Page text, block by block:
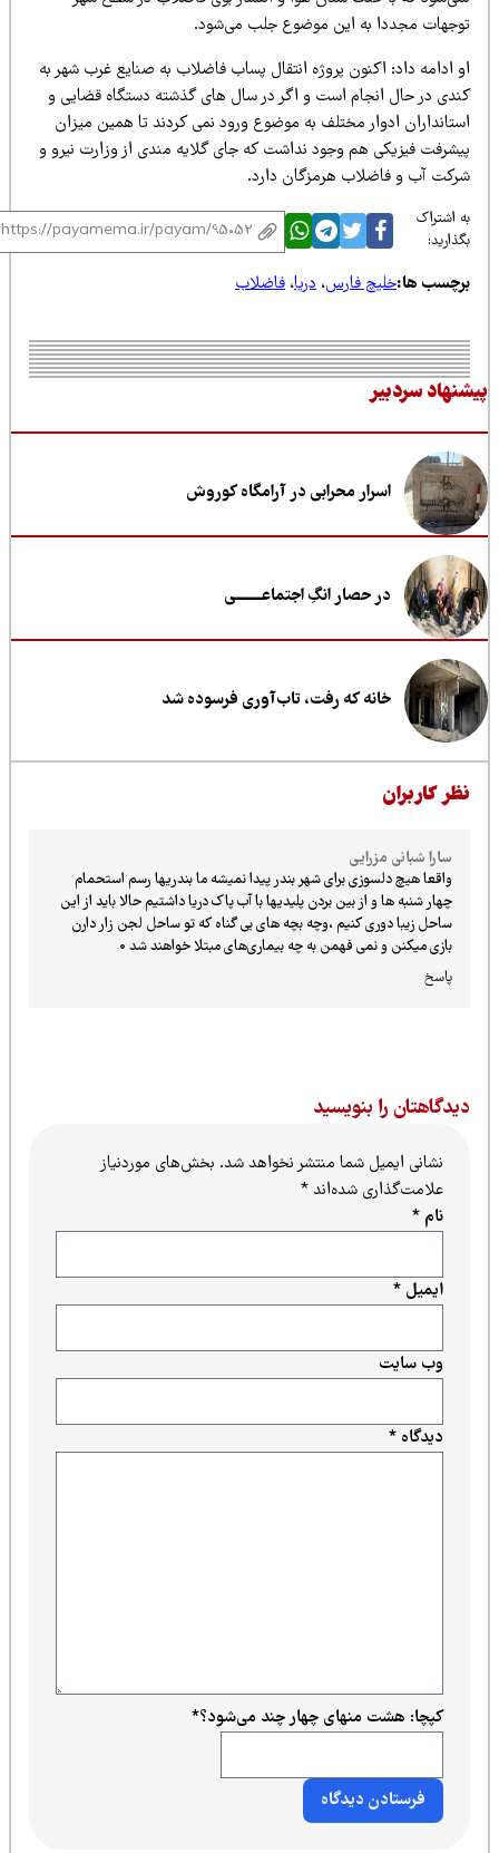
مجددا به این موضوع جلب می‌شود.
ادامه داد: اکنون پروژه انتقال پساب فاضلاب به صنایع غرب شهر به
در حال انجام است و اگر در سال های گذشته دستگاه قضایی و
ادوار مختلف به موضوع ورود نمی کردند تا همین میزان
فیزیکی هم وجود نداشت که جای گلایه مندی از وزارت نیرو و
آب و فاضلاب هرمزگان دارد.
اشتراک
ها:خلیچ فارس،دریا، فاضلاب
سردبیر
اسرار محرابی در آرامگاه کوروش
در حصار انگِ اجتماعــــــــی
خانه که رفت، تاب‌آوری فرسوده شد
کاربران
سارا شبانی مزرایی
واقعا هیچ دلسوزی برای شهر بندر پیدا نمیشه ما بندریها رسم استحمام
چهار شنبه ها و از بین بردن پلیدیها با آب پاک دریا داشتیم حالا باید از این
ساحل زیبا دوری کنیم ،وچه بچه های بی گناه که تو ساحل لجن زار دارن
بازی میکنن و نمی فهمن به چه بیماری‌های مبتلا خواهند شد ۰
را بنویسید
نشانی ایمیل شما منتشر نخواهد شد.بخش‌های موردنیاز
علامت‌گذاری شده‌اند*
دیدگاه*
ایمیل*
وب‌ سایت
کپچا: هشت منهای چهار چند می‌شود؟*